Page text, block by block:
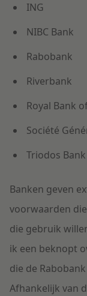
ING
NIBC Bank
Rabobank
Riverbank
Royal Bank
Société
Triodos Bank
Banken geven
voorwaarden
die gebruik
ik een beknopt
die de
Afhankelijk van